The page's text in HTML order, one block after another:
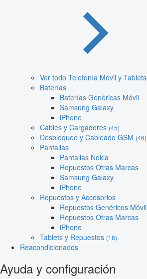
Ver todo Telefonía Móvil y Tablets
Baterías
Baterías Genéricas Móvil
Samsung Galaxy
iPhone
Cables y Cargadores (45)
Desbloqueo y Cableado GSM (46)
Pantallas
Pantallas Nokia
Repuestos Otras Marcas
Samsung Galaxy
iPhone
Repuestos y Accesorios
Repuestos Genéricos Móvil
Repuestos Otras Marcas
iPhone
Tablets y Repuestos (18)
Reacondicionados
Ayuda y configuración